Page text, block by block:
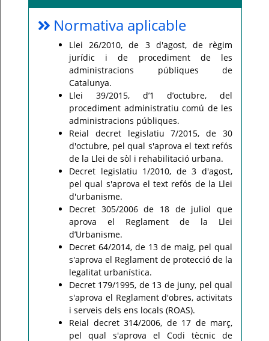
Normativa aplicable
Llei 26/2010, de 3 d'agost, de règim
jurídic i de procediment de les
administracions públiques de
Catalunya.
Llei 39/2015, d’1 d’octubre, del
procediment administratiu comú de les
administracions públiques.
Reial decret legislatiu 7/2015, de 30
d'octubre, pel qual s'aprova el text refós
de la Llei de sòl i rehabilitació urbana.
Decret legislatiu 1/2010, de 3 d'agost,
pel qual s'aprova el text refós de la Llei
d'urbanisme.
Decret 305/2006 de 18 de juliol que
aprova el Reglament de la Llei
d’Urbanisme.
Decret 64/2014, de 13 de maig, pel qual
s'aprova el Reglament de protecció de la
legalitat urbanística.
Decret 179/1995, de 13 de juny, pel qual
s'aprova el Reglament d'obres, activitats
i serveis dels ens locals (ROAS).
Reial decret 314/2006, de 17 de març,
pel qual s'aprova el Codi tècnic de